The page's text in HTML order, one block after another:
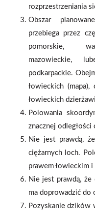
rozprzestrzeniania
Obszar
przebiega przez
pomorskie,
mazowieckie,
podkarpackie.
łowieckich
łowieckich
Polowania
znacznej
Nie jest prawdą,
ciężarnych loch.
prawem łowieckim
Nie jest prawdą, że
ma doprowadzić do
Pozyskanie dzików